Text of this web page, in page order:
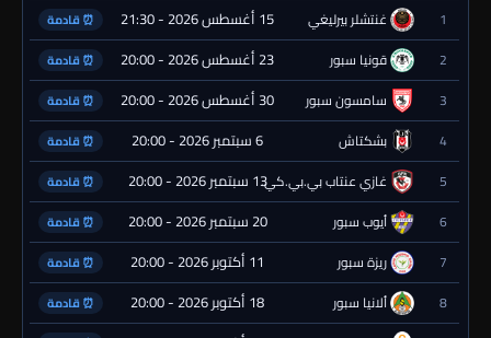
1
غنتشلر بيرليغي 15 أغسطس 2026 - 21:30 ⏰ قادمة
2 قونيا سبور 23 أغسطس 2026 - 20:00 ⏰ قادمة
3 سامسون سبور 30 أغسطس 2026 - 20:00 ⏰ قادمة
4 بشكتاش 6 سبتمبر 2026 - 20:00 ⏰ قادمة
5 غازي عنتاب بي.بي.كي.13 سبتمبر 2026 - 20:00 ⏰ قادمة
6 أيوب سبور 20 سبتمبر 2026 - 20:00 ⏰ قادمة
7 ريزة سبور 11 أكتوبر 2026 - 20:00 ⏰ قادمة
8 ألانيا سبور 18 أكتوبر 2026 - 20:00 ⏰ قادمة